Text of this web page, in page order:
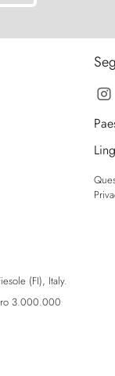
(FI), Italy.
3.000.000